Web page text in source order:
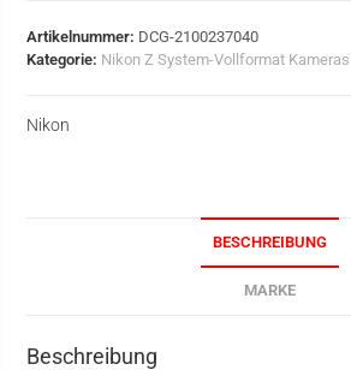
Artikelnummer: DCG-2100237040
Kategorie: Nikon Z System-Vollformat Kameras
Nikon
BESCHREIBUNG
MARKE
Beschreibung